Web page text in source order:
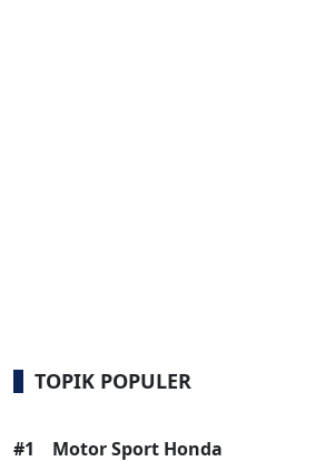
TOPIK POPULER
#1 Motor Sport Honda